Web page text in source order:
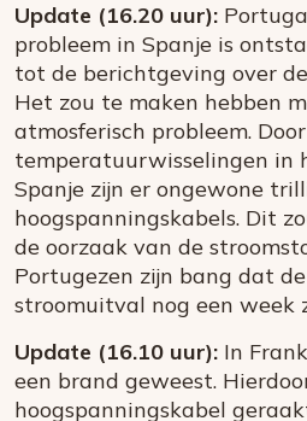
Update (16.20 uur):
probleem in Spanje is
tot de berichtgeving over
Het zou te maken hebben
atmosferisch probleem.
temperatuurwisselingen in
Spanje zijn er ongewone
hoogspanningskabels. Dit
de oorzaak van de
Portugezen zijn bang dat
stroomuitval nog een week
Update (16.10 uur): In
een brand geweest.
hoogspanningskabel